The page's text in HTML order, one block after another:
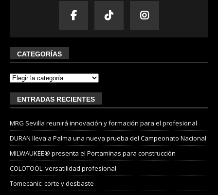
CATEGORÍAS
ENTRADAS RECIENTES
MRG Sevilla reunirá innovación y formación para el profesional
DURAN lleva a Palma una nueva prueba del Campeonato Nacional
MILWAUKEE® presenta el Portaminas para construcción
COLOTOOL: versatilidad profesional
Tomecanic: corte y desbaste